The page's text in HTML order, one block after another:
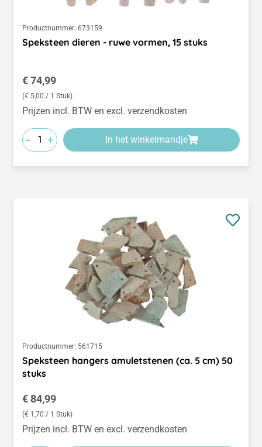
Productnummer: 673159
Speksteen dieren - ruwe vormen, 15 stuks
Normale prijs:
€ 74,99
(€ 5,00 / 1 Stuk)
Prijzen incl. BTW en excl. verzendkosten
- + In het winkelmandje
Productnummer: 561715
Speksteen hangers amuletstenen (ca. 5 cm) 50
stuks
Normale prijs:
€ 84,99
(€ 1,70 / 1 Stuk)
Prijzen incl. BTW en excl. verzendkosten